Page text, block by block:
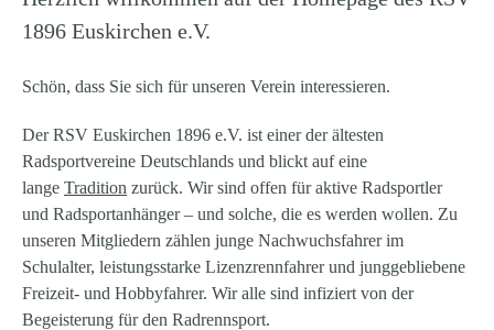
1896 Euskirchen e.V.
Schön, dass Sie sich für unseren Verein interessieren.
Der RSV Euskirchen 1896 e.V. ist einer der ältesten
Radsportvereine Deutschlands und blickt auf eine
lange Tradition zurück. Wir sind offen für aktive Radsportler
und Radsportanhänger – und solche, die es werden wollen. Zu
unseren Mitgliedern zählen junge Nachwuchsfahrer im
Schulalter, leistungsstarke Lizenzrennfahrer und junggebliebene
Freizeit- und Hobbyfahrer. Wir alle sind infiziert von der
Begeisterung für den Radrennsport.